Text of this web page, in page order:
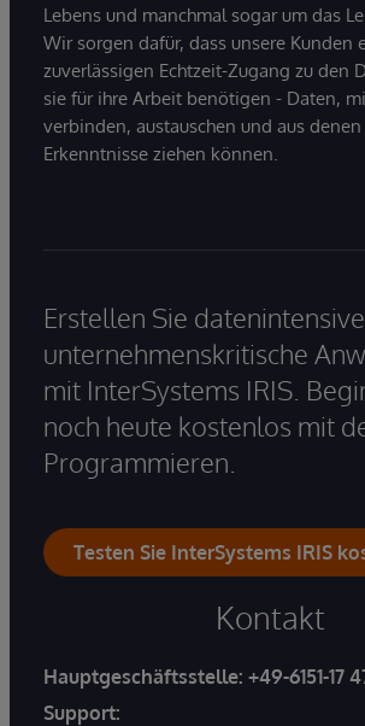
Lebens und manchmal sogar um das
Wir sorgen dafür, dass unsere Kunden
zuverlässigen Echtzeit-Zugang zu den
sie für ihre Arbeit benötigen - Daten,
verbinden, austauschen und aus denen
Erkenntnisse ziehen können.
Erstellen Sie
unternehmenskritische
mit InterSystems IRIS.
noch heute kostenlos mit
Programmieren.
Testen Sie InterSystems IRIS
Kontakt
Hauptgeschäftsstelle: +49-6151-17
Support: